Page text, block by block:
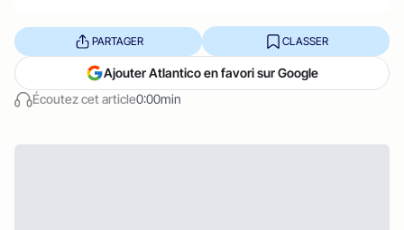
Écoutez cet article0:00min
PARTAGER CLASSER
Ajouter Atlantico en favori sur Google